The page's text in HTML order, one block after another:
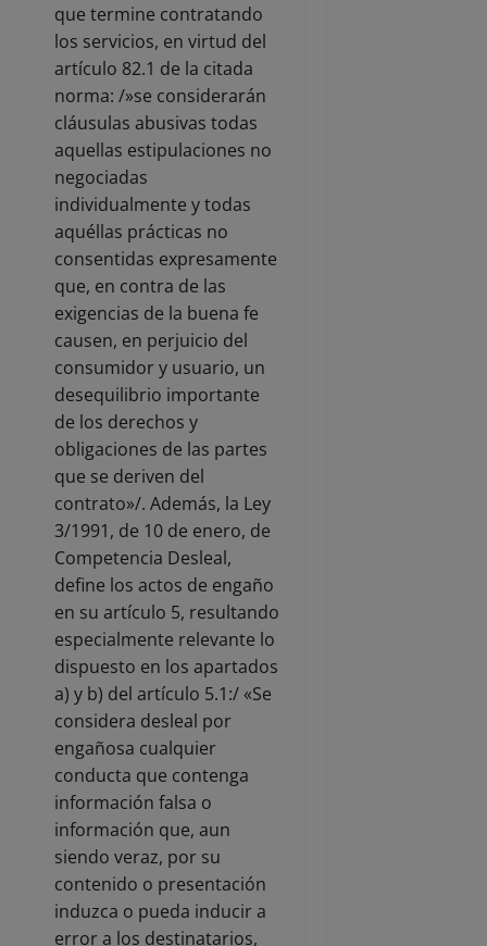
que termine contratando
los servicios, en virtud del
artículo 82.1 de la citada
norma: /»se considerarán
cláusulas abusivas todas
aquellas estipulaciones no
negociadas
individualmente y todas
aquéllas prácticas no
consentidas expresamente
que, en contra de las
exigencias de la buena fe
causen, en perjuicio del
consumidor y usuario, un
desequilibrio importante
de los derechos y
obligaciones de las partes
que se deriven del
contrato»/. Además, la Ley
3/1991, de 10 de enero, de
Competencia Desleal,
define los actos de engaño
en su artículo 5, resultando
especialmente relevante lo
dispuesto en los apartados
a) y b) del artículo 5.1:/ «Se
considera desleal por
engañosa cualquier
conducta que contenga
información falsa o
información que, aun
siendo veraz, por su
contenido o presentación
induzca o pueda inducir a
error a los destinatarios,